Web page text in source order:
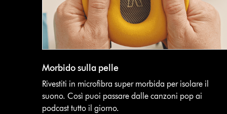
Morbido sulla pelle
Rivestiti in microfibra super morbida per isolare il
suono. Così puoi passare dalle canzoni pop ai
podcast tutto il giorno.